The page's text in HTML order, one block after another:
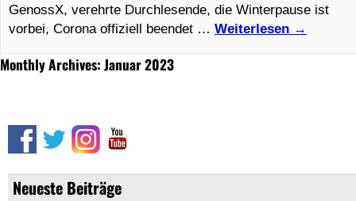
Neueste Beiträge
Monthly Archives: Januar 2023
GenossX, verehrte Durchlesende, die Winterpause ist
vorbei, Corona offiziell beendet … Weiterlesen →